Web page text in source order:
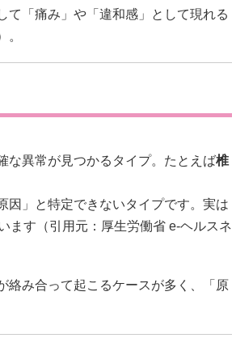
て「痛み」や「違和感」として現れる
。
な異常が見つかるタイプ。たとえば椎
因」と特定できないタイプです。実は
ます（引用元： 厚生労働省 e-ヘルスネ
絡み合って起こるケースが多く、「原